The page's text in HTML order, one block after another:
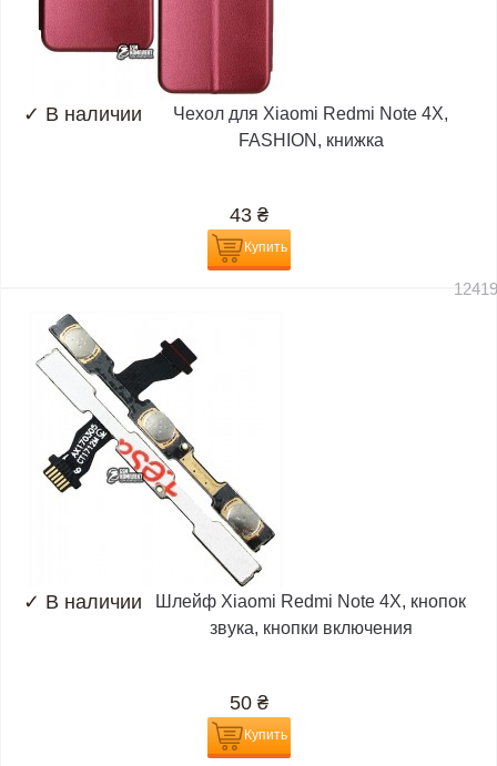
✓ В наличии
Чехол для Xiaomi Redmi Note 4X,
FASHION, книжка
43 ₴
Купить
✓ В наличии
Шлейф Xiaomi Redmi Note 4X, кнопок
звука, кнопки включения
50 ₴
Купить